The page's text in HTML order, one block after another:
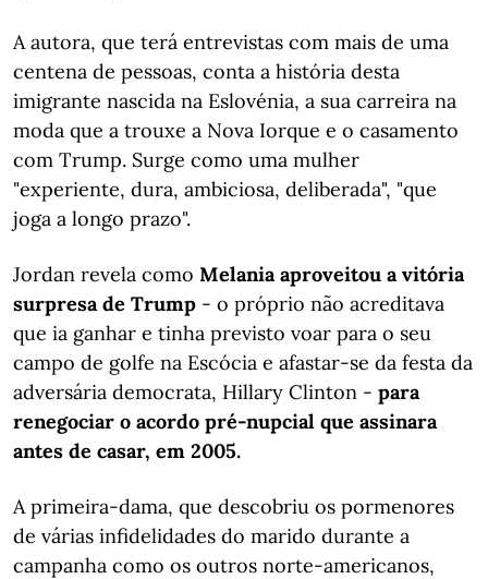
A autora, que terá entrevistas com mais de uma
centena de pessoas, conta a história desta
imigrante nascida na Eslovénia, a sua carreira na
moda que a trouxe a Nova Iorque e o casamento
com Trump. Surge como uma mulher
"experiente, dura, ambiciosa, deliberada", "que
joga a longo prazo".
Jordan revela como Melania aproveitou a vitória
surpresa de Trump - o próprio não acreditava
que ia ganhar e tinha previsto voar para o seu
campo de golfe na Escócia e afastar-se da festa da
adversária democrata, Hillary Clinton - para
renegociar o acordo pré-nupcial que assinara
antes de casar, em 2005.
A primeira-dama, que descobriu os pormenores
de várias infidelidades do marido durante a
campanha como os outros norte-americanos,